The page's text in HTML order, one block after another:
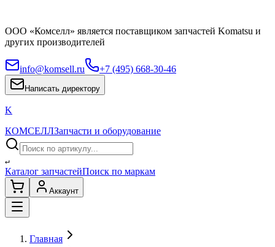
ООО «Комселл» является поставщиком запчастей Komatsu и
других производителей
info@komsell.ru +7 (495) 668-30-46
Написать директору
K
КОМСЕЛЛЗапчасти и оборудование
↵
Каталог запчастейПоиск по маркам
Аккаунт
Главная